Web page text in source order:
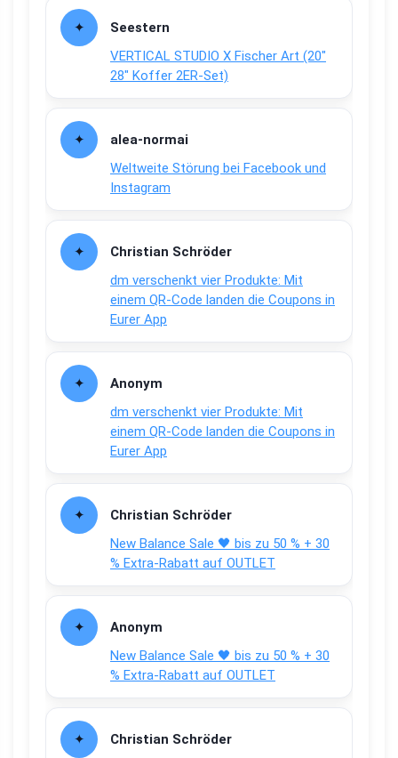
Seestern
VERTICAL STUDIO X Fischer Art (20″
28″ Koffer 2ER-Set)
alea-normai
Weltweite Störung bei Facebook und
Instagram
Christian Schröder
dm verschenkt vier Produkte: Mit
einem QR-Code landen die Coupons in
Eurer App
Anonym
dm verschenkt vier Produkte: Mit
einem QR-Code landen die Coupons in
Eurer App
Christian Schröder
New Balance Sale 🖤 bis zu 50 % + 30
% Extra-Rabatt auf OUTLET
Anonym
New Balance Sale 🖤 bis zu 50 % + 30
% Extra-Rabatt auf OUTLET
Christian Schröder